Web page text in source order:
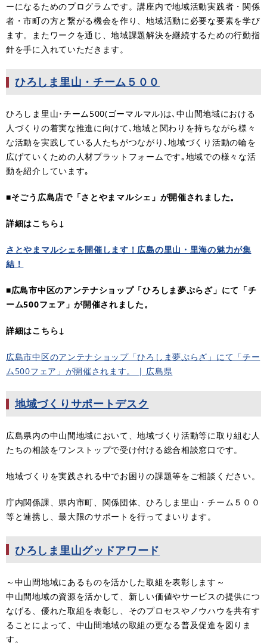
ーになるためのプログラムです。講座内で地域活動実践者・関係
者・市町の方と繋がる機会を作り、地域活動に必要な要素を学び
ます。またワークを通じ、地域課題解決を継続するための行動指
針を手に入れていただきます。
ひろしま里山・チーム５００
ひろしま里山･チーム500(ゴーマルマル)は､中山間地域における
人づくりの着実な推進に向けて､地域と関わりを持ちながら様々
な活動を実践している人たちがつながり､地域づくり活動の輪を
広げていくための人材プラットフォームです｡地域での様々な活
動を紹介しています｡
■​そごう広島店で「さとやまマルシェ」が開催されました。
詳細はこちら↓
さとやまマルシェを開催します！広島の里山・里海の魅力が集
結！​
■広島市中区のアンテナショップ「ひろしま夢ぷらざ」にて「チ
ーム500フェア」が開催されました。
詳細はこちら↓
広島市中区のアンテナショップ「ひろしま夢ぷらざ」にて「チー
ム500フェア」が開催されます。 | 広島県
地域づくりサポートデスク
広島県内の中山間地域において、地域づくり活動等に取り組む人
たちの相談をワンストップで受け付ける総合相談窓口です。
地域づくりを実践される中でお困りの課題等をご相談ください。
庁内関係課、県内市町、関係団体、ひろしま里山・チーム５００
等と連携し、最大限のサポートを行ってまいります。
ひろしま里山グッドアワード​
～中山間地域にあるものを活かした取組を表彰します～
中山間地域の資源を活かして、新しい価値やサービスの提供につ
なげる、優れた取組を表彰し、そのプロセスやノウハウを共有す
ることによって、中山間地域の取組の更なる普及促進を図りま
す。